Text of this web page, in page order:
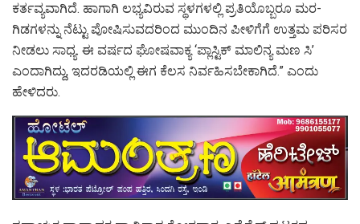
ಕರ್ತವ್ಯವಾಗಿದೆ. ಹಾಗಾಗಿ ಲಭ್ಯವಿರುವ ಸ್ಥಳಗಳಲ್ಲಿ ಪ್ರತಿಯೊಬ್ಬರೂ ಮರ-
ಗಿಡಗಳನ್ನು ನೆಟ್ಟು ಪೋಷಿಸುವದರಿಂದ ಮುಂದಿನ ಪೀಳಿಗೆಗೆ ಉತ್ತಮ ಪರಿಸರ
ನೀಡಲು ಸಾಧ್ಯ. ಈ ವರ್ಷದ ಘೋಷವಾಕ್ಯ ‘ಪ್ಲಾಸ್ಟಿಕ್ ಮಾಲಿನ್ಯ ಮಣ ಸಿ’
ಎಂದಾಗಿದ್ದು, ಇದರಡಿಯಲ್ಲಿ ಈಗ ಕೆಲಸ ನಿರ್ವಹಿಸಬೇಕಾಗಿದೆ.” ಎಂದು
ಹೇಳಿದರು.